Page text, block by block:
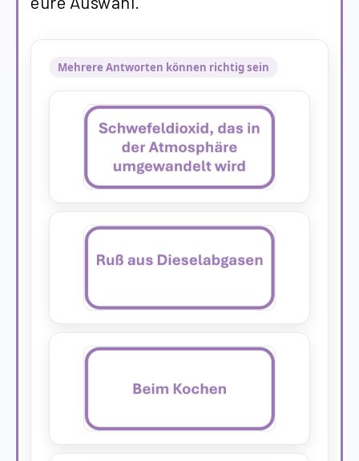
Mehrere Antworten können richtig sein